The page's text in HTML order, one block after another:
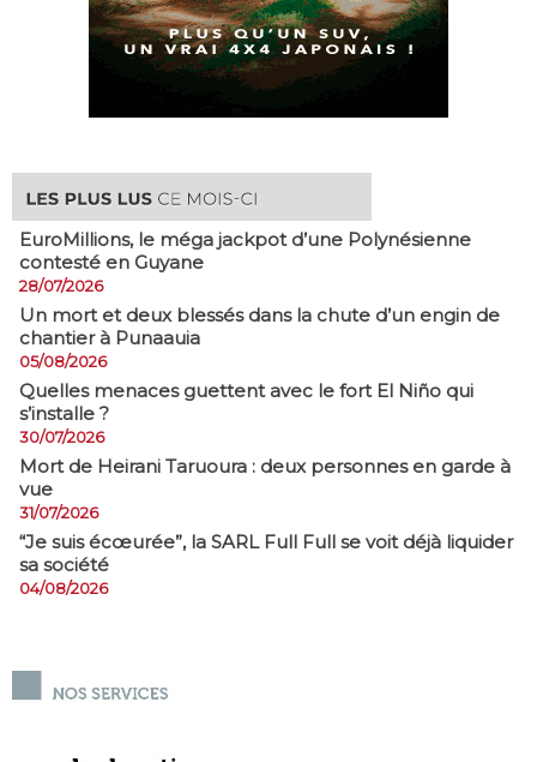
EuroMillions, ​le méga jackpot d’une Polynésienne
contesté en Guyane
28/07/2026
​Un mort et deux blessés dans la chute d’un engin de
chantier à Punaauia
05/08/2026
Quelles menaces guettent avec le fort El Niño qui
s’installe ?
30/07/2026
Mort de Heirani Taruoura : deux personnes en garde à
vue
31/07/2026
​“Je suis écœurée”, la SARL Full Full se voit déjà liquider
sa société
04/08/2026